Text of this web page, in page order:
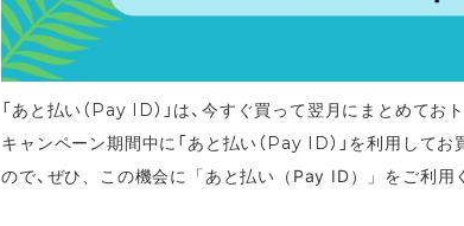
「あと払い（Pay ID）」は、今すぐ買って翌月にまとめてお
キャンペーン期間中に「あと払い（Pay ID）」を利用して
ので、 ぜひ、この機会に「あと払い（Pay ID）」をご利用